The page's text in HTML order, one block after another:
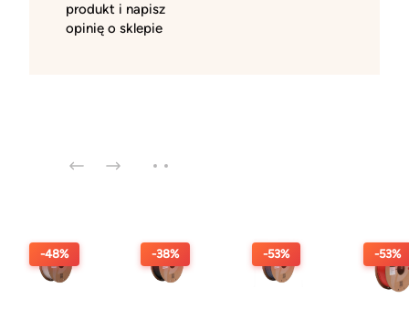
produkt i napisz
opinię o sklepie
-48% -38% -53% -53%